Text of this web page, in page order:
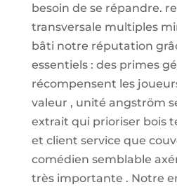
besoin de se répandre.
transversale multiples
bâti notre réputation
essentiels : des primes
récompensent les
valeur , unité angström
extrait qui prioriser bois
et client service que
comédien semblable
très importante . Notre